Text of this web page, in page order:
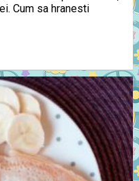
Cum sa hranesti